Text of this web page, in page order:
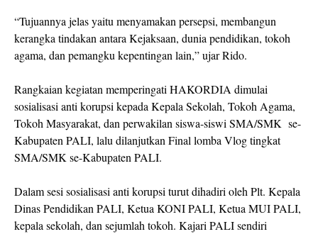
“Tujuannya jelas yaitu menyamakan persepsi, membangun
kerangka tindakan antara Kejaksaan, dunia pendidikan, tokoh
agama, dan pemangku kepentingan lain,” ujar Rido.
Rangkaian kegiatan memperingati HAKORDIA dimulai
sosialisasi anti korupsi kepada Kepala Sekolah, Tokoh Agama,
Tokoh Masyarakat, dan perwakilan siswa-siswi SMA/SMK se-
Kabupaten PALI, lalu dilanjutkan Final lomba Vlog tingkat
SMA/SMK se-Kabupaten PALI.
Dalam sesi sosialisasi anti korupsi turut dihadiri oleh Plt. Kepala
Dinas Pendidikan PALI, Ketua KONI PALI, Ketua MUI PALI,
kepala sekolah, dan sejumlah tokoh. Kajari PALI sendiri